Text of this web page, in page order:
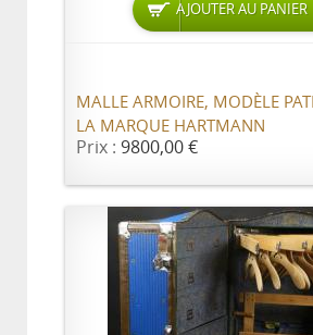
AJOUTER AU PANIER
MALLE ARMOIRE, MODÈLE
LA MARQUE HARTMANN
Prix : 9800,00 €